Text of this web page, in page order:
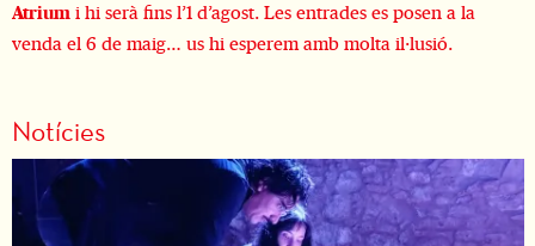
Atriumi hi serà fins l’1 d’agost. Les entrades es posen a la
venda el 6 de maig… us hi esperem amb molta il·lusió.
Notícies